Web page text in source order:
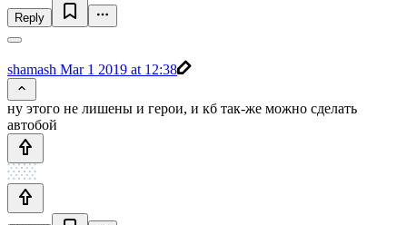
Reply
shamash Mar 1 2019 at 12:38
ну этого не лишены и герои, и кб так-же можно сделать
автобой